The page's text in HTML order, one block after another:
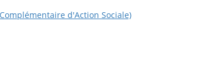
d'Action Sociale)